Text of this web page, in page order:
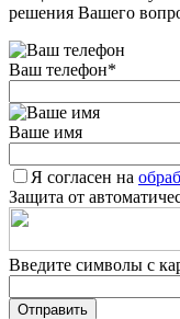
решения Вашего
Ваш телефон*
Ваше имя
Я согласен на
Защита от
Введите символы с